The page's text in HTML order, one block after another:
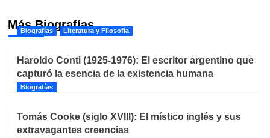
Más Biografías
Biografías Literatura y Filosofía
Haroldo Conti (1925-1976): El escritor argentino que
capturó la esencia de la existencia humana
Biografías
Tomás Cooke (siglo XVIII): El místico inglés y sus
extravagantes creencias